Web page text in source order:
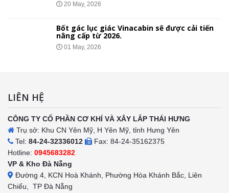
20 May, 2026
Bốt gác lục giác Vinacabin sẽ được cải tiến
nâng cấp từ 2026.
01 May, 2026
LIÊN HỆ
CÔNG TY CỔ PHẦN CƠ KHÍ VÀ XÂY LẮP THÁI HƯNG
Trụ sở: Khu CN Yên Mỹ, H Yên Mỹ, tỉnh Hưng Yên
Tel: 84-24-32336012
Fax: 84-24-35162375
Hotline: 0945683282
VP & Kho Đà Nẵng
Đường 4, KCN Hoà Khánh, Phường Hòa Khánh Bắc, Liên
Chiểu, TP Đà Nẵng